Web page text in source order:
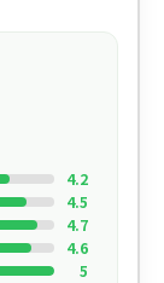
4.2
4.5
4.7
4.6
5